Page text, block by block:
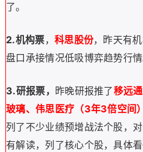
了。
2.机构票， 科思股份，昨天有
盘口承接情况低吸博弈趋势行情
3.研报票， 昨晚研报推了移远
玻璃、伟思医疗（3年3倍空间
列了不少业绩预增战法个股，
有解读，列了核心个股，具体看